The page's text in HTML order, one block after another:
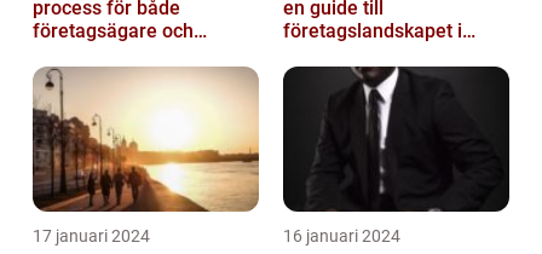
process för både
företagsägare och
etablera en ...
en guide till
företagslandskapet i
stad
17 januari 2024 16 januari 2024